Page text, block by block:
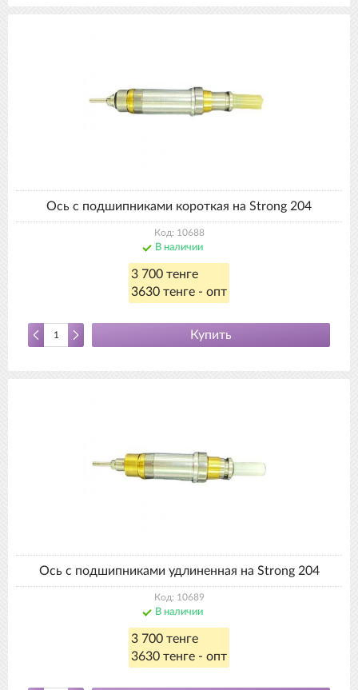
Ось с подшипниками короткая на Strong 204
Код: 10688
В наличии
3 700 тенге
3630 тенге - опт
Купить
Ось с подшипниками удлиненная на Strong 204
Код: 10689
В наличии
3 700 тенге
3630 тенге - опт